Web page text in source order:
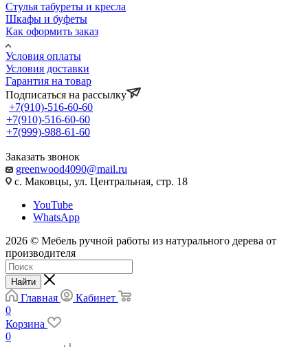
Стулья табуреты и кресла
Шкафы и буфеты
Как оформить заказ
Условия оплаты
Условия доставки
Гарантия на товар
Подписаться на рассылку
+7(910)-516-60-60
+7(910)-516-60-60
+7(999)-988-61-60
Заказать звонок
greenwood4090@mail.ru
с. Маковцы, ул. Центральная, стр. 18
YouTube
WhatsApp
2026 © Мебель ручной работы из натурального дерева от
производителя
Найти
Главная
Кабинет
0
Корзина
0